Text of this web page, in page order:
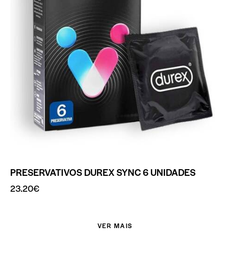
PRESERVATIVOS DUREX SYNC 6 UNIDADES
23.20€
VER MAIS